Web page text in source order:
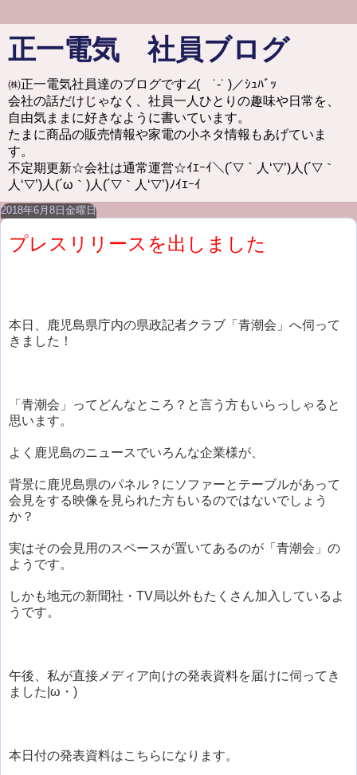
正一電気 社員ブログ
㈱正一電気社員達のブログです∠( ˙-˙ )／ｼｭﾊﾞｯ
会社の話だけじゃなく、社員一人ひとりの趣味や日常を、
自由気ままに好きなように書いています。
たまに商品の販売情報や家電の小ネタ情報もあげていま
す。
不定期更新☆会社は通常運営☆ｲｴｰｲ＼(´▽｀人‘▽’)人(´▽｀
人‘▽’)人(´ω｀)人(´▽｀人‘▽’)ﾉｲｴｰｲ
2018年6月8日金曜日
プレスリリースを出しました
本日、鹿児島県庁内の県政記者クラブ「青潮会」へ伺って
きました！
「青潮会」ってどんなところ？と言う方もいらっしゃると
思います。
よく鹿児島のニュースでいろんな企業様が、
背景に鹿児島県のパネル？にソファーとテーブルがあって
会見をする映像を見られた方もいるのではないでしょう
か？
実はその会見用のスペースが置いてあるのが「青潮会」の
ようです。
しかも地元の新聞社・TV局以外もたくさん加入しているよ
うです。
午後、私が直接メディア向けの発表資料を届けに伺ってき
ました|ω・)
本日付の発表資料はこちらになります。